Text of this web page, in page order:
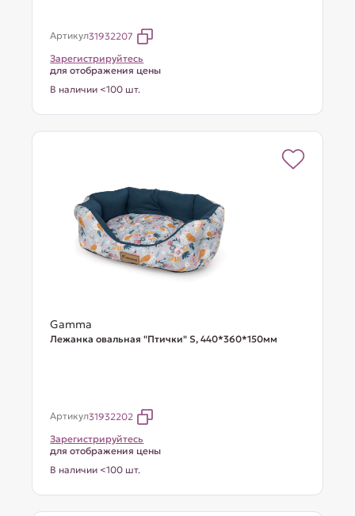
Артикул31932207
Зарегистрируйтесь
для отображения цены
В наличии <100 шт.
Gamma
Лежанка овальная "Птички" S, 440*360*150мм
Артикул31932202
Зарегистрируйтесь
для отображения цены
В наличии <100 шт.